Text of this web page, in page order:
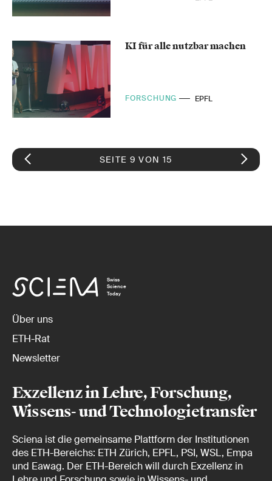
KI für alle nutzbar machen
FORSCHUNG EPFL
SEITE 9 VON 15
Swiss
Science
Today
Über uns
ETH-Rat
Newsletter
Exzellenz in Lehre, Forschung,
Wissens- und Technologietransfer
Sciena ist die gemeinsame Plattform der Institutionen
des ETH-Bereichs: ETH Zürich, EPFL, PSI, WSL, Empa
und Eawag. Der ETH-Bereich will durch Exzellenz in